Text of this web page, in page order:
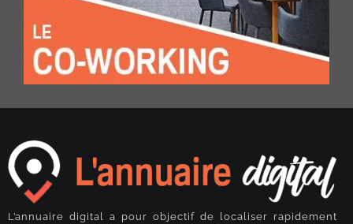
L’annuaire digital a pour objectif de localiser rapidement